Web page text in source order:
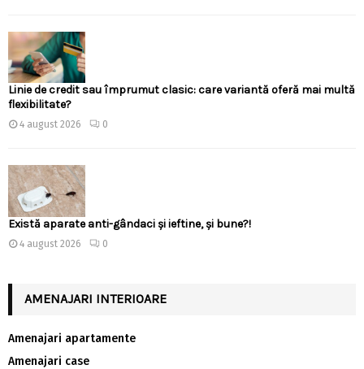
Linie de credit sau împrumut clasic: care variantă oferă mai multă
flexibilitate?
4 august 2026 0
Există aparate anti-gândaci și ieftine, și bune?!
4 august 2026 0
AMENAJARI INTERIOARE
Amenajari apartamente
Amenajari case